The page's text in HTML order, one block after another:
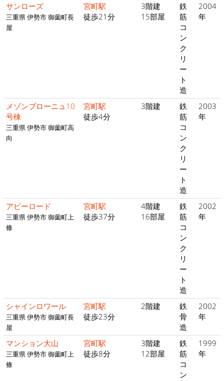
サンローズ
三重県 伊勢市 御薗町長
屋
宮町駅
徒歩21分
3階建
15部屋
鉄
筋
コ
ン
ク
リ
ー
ト
造
2004
年
メゾンブローニュ10
号棟
三重県 伊勢市 御薗町高
向
宮町駅
徒歩4分
3階建
鉄
筋
コ
ン
ク
リ
ー
ト
造
2003
年
アビーロード
三重県 伊勢市 御薗町上
條
宮町駅
徒歩37分
4階建
16部屋
鉄
筋
コ
ン
ク
リ
ー
ト
造
2002
年
シャインロワール
三重県 伊勢市 御薗町長
屋
宮町駅
徒歩23分
2階建
鉄
骨
造
2002
年
マンション大山
三重県 伊勢市 御薗町上
條
宮町駅
徒歩8分
3階建
12部屋
鉄
筋
コ
ン
1999
年